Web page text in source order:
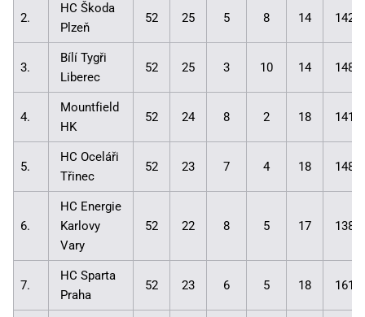
2.
HC Škoda
Plzeň
52 25 5 8 14
3.
Bílí Tygři
Liberec
52 25 3 10 14
4.
Mountfield
HK
52 24 8 2 18
5.
HC Oceláři
Třinec
52 23 7 4 18
6.
HC Energie
Karlovy
Vary
52 22 8 5 17
7.
HC Sparta
Praha
52 23 6 5 18